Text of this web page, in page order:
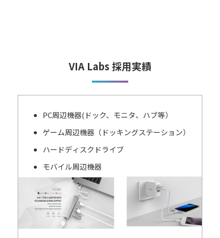
VIA Labs 採用実績
PC周辺機器(ドック、モニタ、ハブ等）
ゲーム周辺機器（ドッキングステーション）
ハードディスクドライブ
モバイル周辺機器